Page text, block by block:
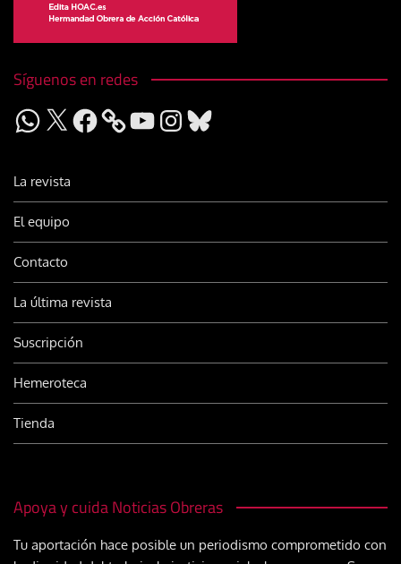
Síguenos en redes
WhatsApp
X Facebook YouTubeInstagram
Bluesky
La revista
El equipo
Contacto
La última revista
Suscripción
Hemeroteca
Tienda
Apoya y cuida Noticias Obreras
Tu aportación hace posible un periodismo comprometido con